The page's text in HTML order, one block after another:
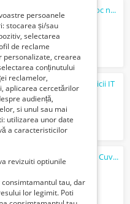
Cupa multifunctionala 3cx si 4 cx jcb in stoc noua sunati 07447097684
profesional pentru servicii IT
Spalator inox 1 cuva spalator inox 2-3-4-5 Cuve Spalatoare Stoc HORECA BUCURESTI
persoanele
stocarea și/sau
selectarea
de reclame
personalizate, crearea
conținutului
reclamelor,
aplicarea cercetărilor
audiență,
si unul sau mai
utilizarea unor date
a caracteristicilor
revizuiti optiunile
tau, dar
lor legimit. Poti